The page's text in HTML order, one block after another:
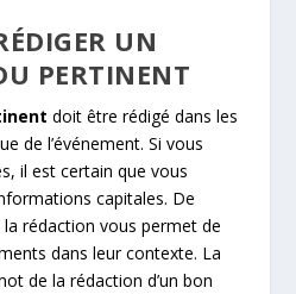
UN
PERTINENT
doit être rédigé dans les
de l’événement. Si vous
il est certain que vous
capitales. De
rédaction vous permet de
dans leur contexte. La
de la rédaction d’un bon